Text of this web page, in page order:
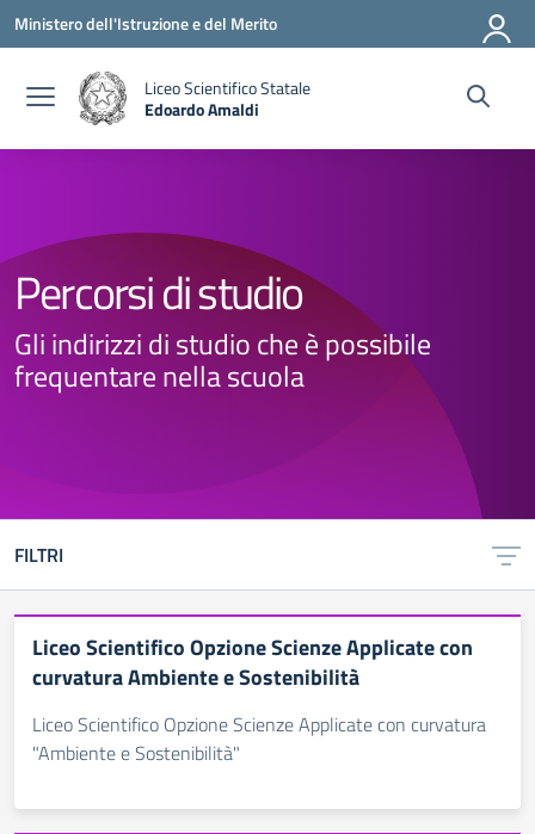
Vai ai contenuti
Vai al menu di navigazione
Vai al footer
Ministero dell'Istruzione e del Merito
Liceo Scientifico Statale
Edoardo Amaldi
Percorsi di studio
Gli indirizzi di studio che è possibile
frequentare nella scuola
FILTRI
Liceo Scientifico Opzione Scienze Applicate con
curvatura Ambiente e Sostenibilità
Liceo Scientifico Opzione Scienze Applicate con curvatura
"Ambiente e Sostenibilità"